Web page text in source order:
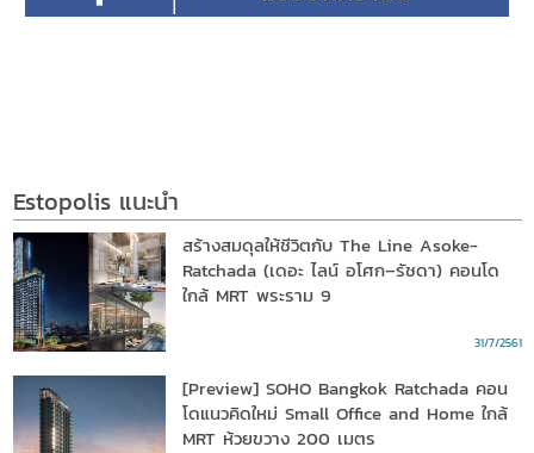
Estopolis แนะนำ
สร้างสมดุลให้ชีวิตกับ The Line Asoke-
Ratchada (เดอะ ไลน์ อโศก–รัชดา) คอนโด
ใกล้ MRT พระราม 9
31/7/2561
[Preview] SOHO Bangkok Ratchada คอน
โดแนวคิดใหม่ Small Office and Home ใกล้
MRT ห้วยขวาง 200 เมตร